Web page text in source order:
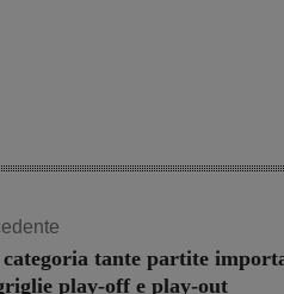
categoria tante partite
play-off e play-out